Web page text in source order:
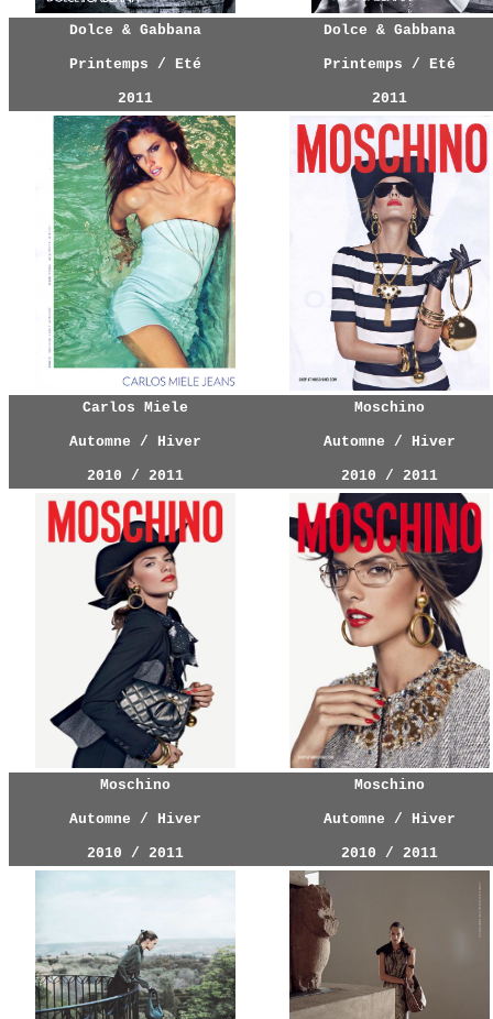
Dolce & Gabbana
Printemps / Eté
2011
Dolce & Gabbana
Printemps / Eté
2011
Carlos Miele
Automne / Hiver
2010 / 2011
Moschino
Automne / Hiver
2010 / 2011
Moschino
Automne / Hiver
2010 / 2011
Moschino
Automne / Hiver
2010 / 2011